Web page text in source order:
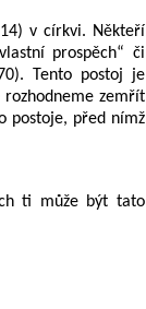
v církvi. Někteří
prospěch“ či
Tento postoj je
rozhodneme zemřít
postoje, před nímž
ti může být tato